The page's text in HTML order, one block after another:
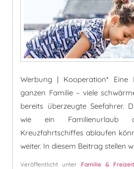
Werbung | Kooperation*
ganzen Familie – viele
bereits überzeugte Seefahrer.
wie ein Familienurlaub
Kreuzfahrtschiffes ablaufen
weiter. In diesem Beitrag stellen
Veröffentlicht unter Familie & Freizeit